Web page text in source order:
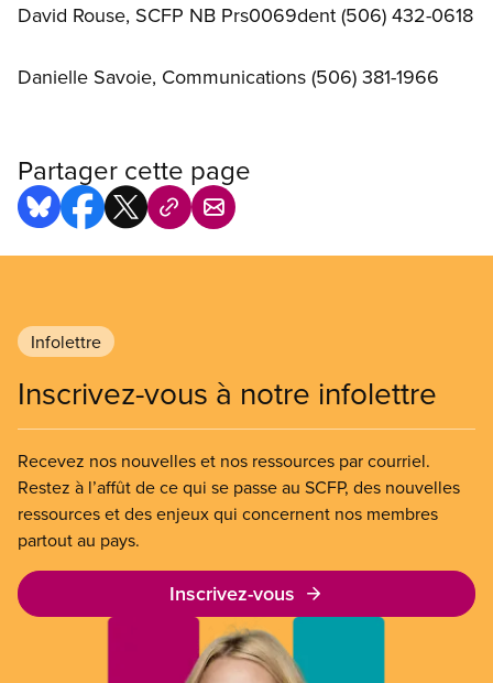
David Rouse, SCFP NB Prs0069dent (506) 432-0618
Danielle Savoie, Communications (506) 381-1966
Partager cette page
Infolettre
Inscrivez-vous à notre infolettre
Recevez nos nouvelles et nos ressources par courriel.
Restez à l’affût de ce qui se passe au SCFP, des nouvelles
ressources et des enjeux qui concernent nos membres
partout au pays.
Inscrivez-vous